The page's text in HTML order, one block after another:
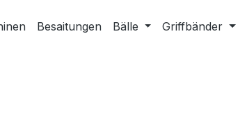
Besaitungen Bälle Griffbänder